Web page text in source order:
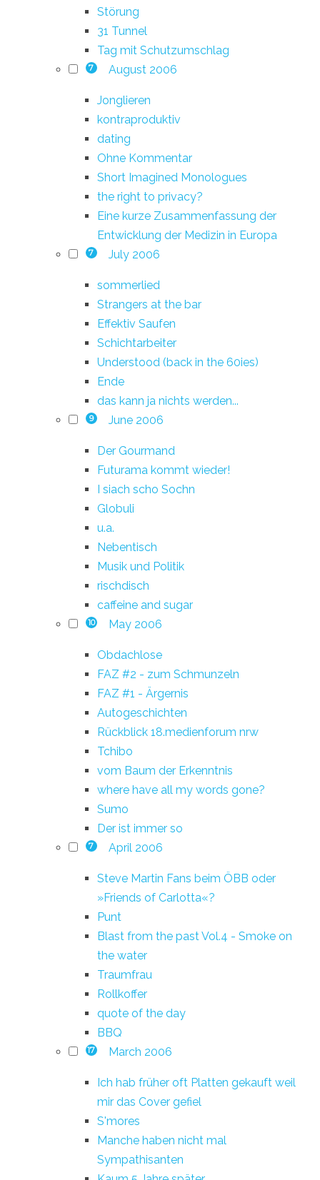
Störung
31 Tunnel
Tag mit Schutzumschlag
7 August 2006
Jonglieren
kontraproduktiv
dating
Ohne Kommentar
Short Imagined Monologues
the right to privacy?
Eine kurze Zusammenfassung der
Entwicklung der Medizin in Europa
7 July 2006
sommerlied
Strangers at the bar
Effektiv Saufen
Schichtarbeiter
Understood (back in the 60ies)
Ende
das kann ja nichts werden...
9 June 2006
Der Gourmand
Futurama kommt wieder!
I siach scho Sochn
Globuli
u.a.
Nebentisch
Musik und Politik
rischdisch
caffeine and sugar
10 May 2006
Obdachlose
FAZ #2 - zum Schmunzeln
FAZ #1 - Ärgernis
Autogeschichten
Rückblick 18.medienforum nrw
Tchibo
vom Baum der Erkenntnis
where have all my words gone?
Sumo
Der ist immer so
7 April 2006
Steve Martin Fans beim ÖBB oder
»Friends of Carlotta«?
Punt
Blast from the past Vol.4 - Smoke on
the water
Traumfrau
Rollkoffer
quote of the day
BBQ
17 March 2006
Ich hab früher oft Platten gekauft weil
mir das Cover gefiel
S'mores
Manche haben nicht mal
Sympathisanten